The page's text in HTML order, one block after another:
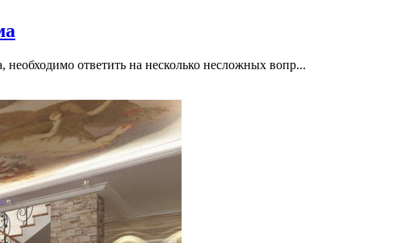
ответить на несколько несложных вопр...